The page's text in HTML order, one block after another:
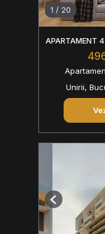
1 / 20
APARTAMENT
Unirii,
Previous